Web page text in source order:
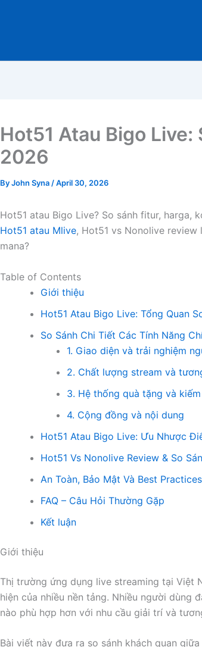
Hot51 Atau Bigo Live:
2026
ByJohn Syna /April 30, 2026
Hot51 atau Bigo Live? So sánh fitur, harga,
Hot51 atau Mlive, Hot51 vs Nonolive review
mana?
Table of Contents
Giới thiệu
Hot51 Atau Bigo Live: Tổng Quan
So Sánh Chi Tiết Các Tính Năng
1. Giao diện và trải nghiệm
2. Chất lượng stream và
3. Hệ thống quà tặng và
4. Cộng đồng và nội dung
Hot51 Atau Bigo Live: Ưu Nhược
Hot51 Vs Nonolive Review & So
An Toàn, Bảo Mật Và Best Practices
FAQ – Câu Hỏi Thường Gặp
Kết luận
Giới thiệu
Thị trường ứng dụng live streaming tại Việt
hiện của nhiều nền tảng. Nhiều người dùng
nào phù hợp hơn với nhu cầu giải trí và
Bài viết này đưa ra so sánh khách quan